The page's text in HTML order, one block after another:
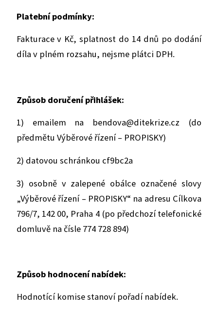
Platební podmínky:
Fakturace v Kč, splatnost do 14 dnů po dodání
díla v plném rozsahu, nejsme plátci DPH.
Způsob doručení přihlášek:
1) emailem na bendova@ditekrize.cz (do
předmětu Výběrové řízení – PROPISKY)
2) datovou schránkou cf9bc2a
3) osobně v zalepené obálce označené slovy
„Výběrové řízení – PROPISKY“ na adresu Cílkova
796/7, 142 00, Praha 4 (po předchozí telefonické
domluvě na čísle 774 728 894)
Způsob hodnocení nabídek:
Hodnotící komise stanoví pořadí nabídek.